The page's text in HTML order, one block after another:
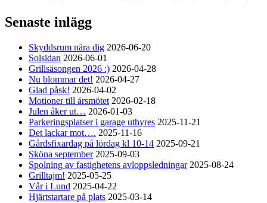
Senaste inlägg
Skyddsrum nära dig 2026-06-20
Solsidan 2026-06-01
Grillsäsongen 2026 :) 2026-04-28
Nu blommar det! 2026-04-27
Glad påsk! 2026-04-02
Motioner till årsmötet 2026-02-18
Julen åker ut… 2026-01-03
Parkeringsplatser i garage uthyres 2025-11-21
Det lackar mot…. 2025-11-16
Gårdsfixardag på lördag kl 10-14 2025-09-21
Sköna september 2025-09-03
Spolning av fastighetens avloppsledningar 2025-08-24
Grilltajm! 2025-05-25
Vår i Lund 2025-04-22
Hjärtstartare på plats 2025-03-14